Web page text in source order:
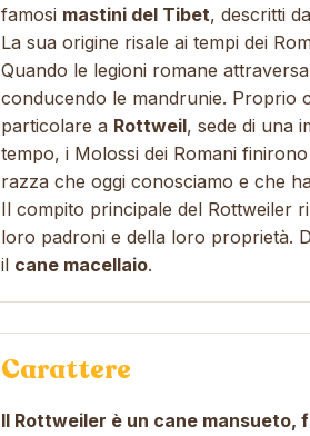
famosi mastini del Tibet, descritti
La sua origine risale ai tempi dei
Quando le legioni romane
conducendo le mandrunie. Proprio
particolare a Rottweil, sede di una
tempo, i Molossi dei Romani
razza che oggi conosciamo e che
Il compito principale del Rottweiler
loro padroni e della loro proprietà.
il cane macellaio.
Carattere
Il Rottweiler è un cane mansueto,